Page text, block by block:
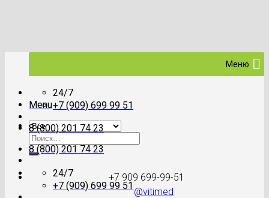
Menu
Искать:
+7 909 699-99-51
@vitimed
Меню
24/7
+7 (909) 699 99 51
8 (800) 201 74 23
8 (800) 201 74 23
24/7
+7 (909) 699 99 51